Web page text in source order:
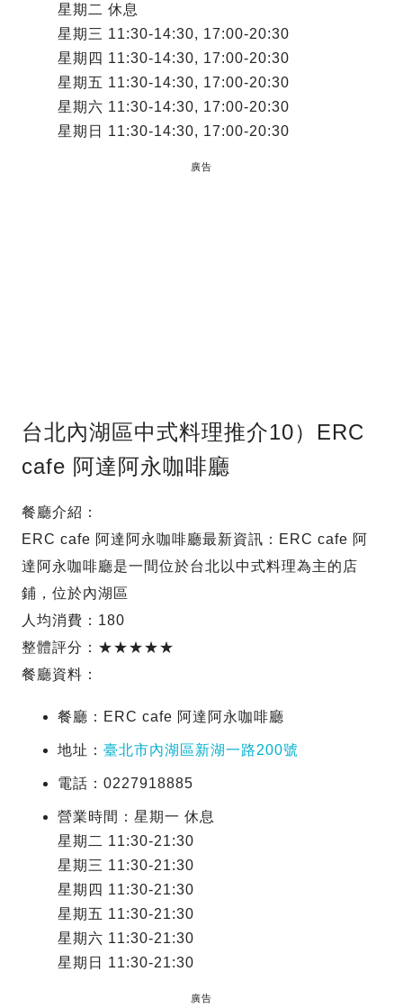
星期二 休息
星期三 11:30-14:30, 17:00-20:30
星期四 11:30-14:30, 17:00-20:30
星期五 11:30-14:30, 17:00-20:30
星期六 11:30-14:30, 17:00-20:30
星期日 11:30-14:30, 17:00-20:30
廣告
台北內湖區中式料理推介10）ERC
cafe 阿達阿永咖啡廳
餐廳介紹：
ERC cafe 阿達阿永咖啡廳最新資訊：ERC cafe 阿
達阿永咖啡廳是一間位於台北以中式料理為主的店
鋪，位於內湖區
人均消費：180
整體評分：★★★★★
餐廳資料：
餐廳：ERC cafe 阿達阿永咖啡廳
地址： 臺北市內湖區新湖一路200號
電話：0227918885
營業時間：星期一 休息
星期二 11:30-21:30
星期三 11:30-21:30
星期四 11:30-21:30
星期五 11:30-21:30
星期六 11:30-21:30
星期日 11:30-21:30
廣告